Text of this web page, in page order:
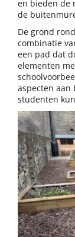
en bieden de
de
De grond
combinatie
een pad dat
elementen
aspecten aan
studenten